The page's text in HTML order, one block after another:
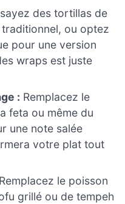
des tortillas de
ou optez
pour une version
wraps est juste
: Remplacez le
feta ou même du
une note salée
votre plat tout
Remplacez le poisson
grillé ou de tempeh